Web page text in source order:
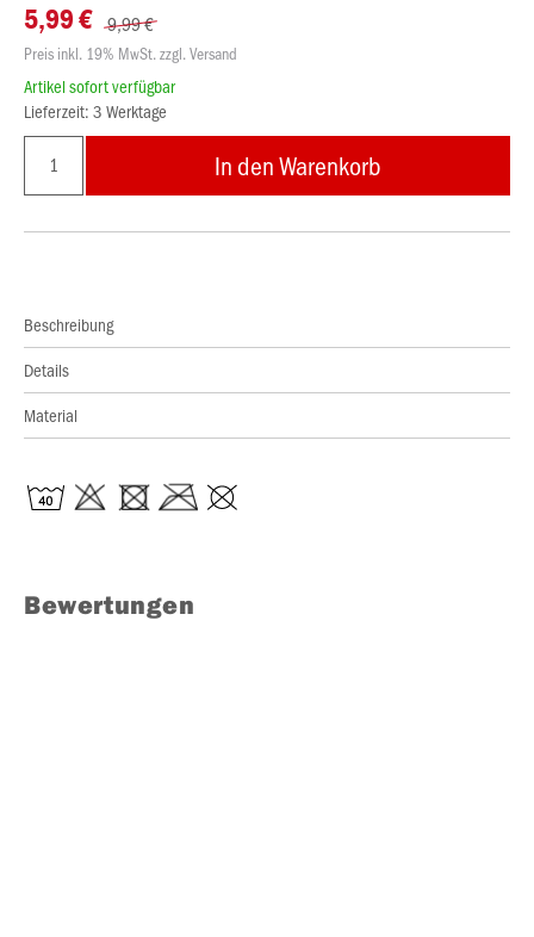
5,99 € 9,99 €
Preis inkl. 19% MwSt. zzgl. Versand
Artikel sofort verfügbar
Lieferzeit: 3 Werktage
In den Warenkorb
Beschreibung
Details
Material
Bewertungen